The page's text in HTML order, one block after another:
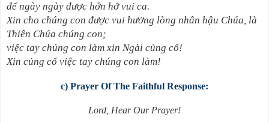
để ngày ngày được hớn hở vui ca.
Xin cho chúng con được vui hưởng lòng nhân hậu Chúa, là
Thiên Chúa chúng con;
việc tay chúng con làm xin Ngài củng cố!
Xin củng cố việc tay chúng con làm!
c) Prayer Of The Faithful Response:
Lord, Hear Our Prayer!